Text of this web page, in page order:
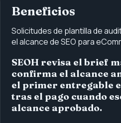
Beneficios
Solicitudes de plantilla de
el alcance de SEO para
SEOH revisa el brief
confirma el alcance
el primer entregable
tras el pago cuando
alcance aprobado.